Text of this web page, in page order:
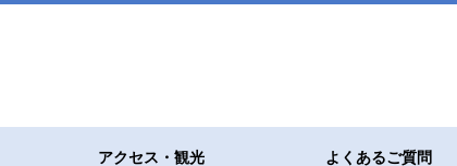
アクセス・観光 よくあるご質問